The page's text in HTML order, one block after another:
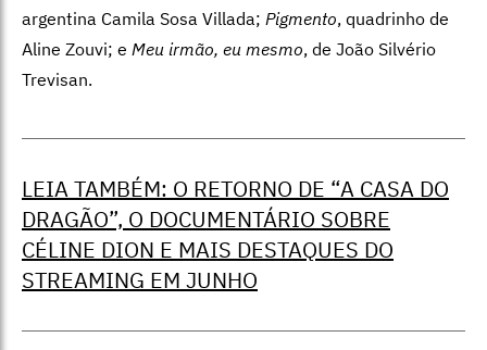
argentina Camila Sosa Villada; Pigmento, quadrinho de
Aline Zouvi; e Meu irmão, eu mesmo, de João Silvério
Trevisan.
LEIA TAMBÉM: O RETORNO DE “A CASA DO
DRAGÃO”, O DOCUMENTÁRIO SOBRE
CÉLINE DION E MAIS DESTAQUES DO
STREAMING EM JUNHO